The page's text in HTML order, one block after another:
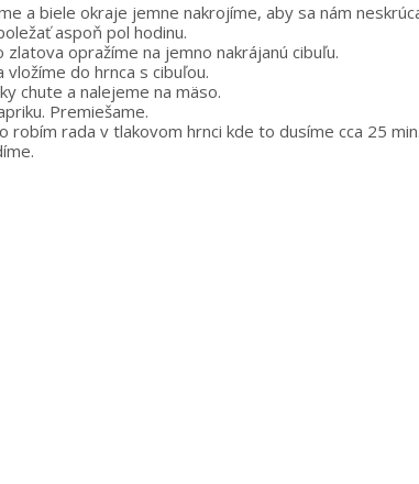
a biele okraje jemne nakrojíme, aby sa nám
aspoň pol hodinu.
opražíme na jemno nakrájanú cibuľu.
do hrnca s cibuľou.
chute a nalejeme na mäso.
Premiešame.
rada v tlakovom hrnci kde to dusíme cca 25 min.